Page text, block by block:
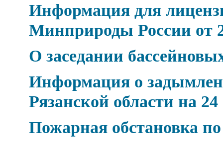
Информация для
Минприроды России от
О заседании
Информация о
Рязанской области на 24
Пожарная обстановка